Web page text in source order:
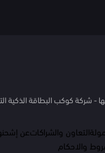
كوكب البطاقة الذكية
التعاون والشراكاتعن
والاحكام